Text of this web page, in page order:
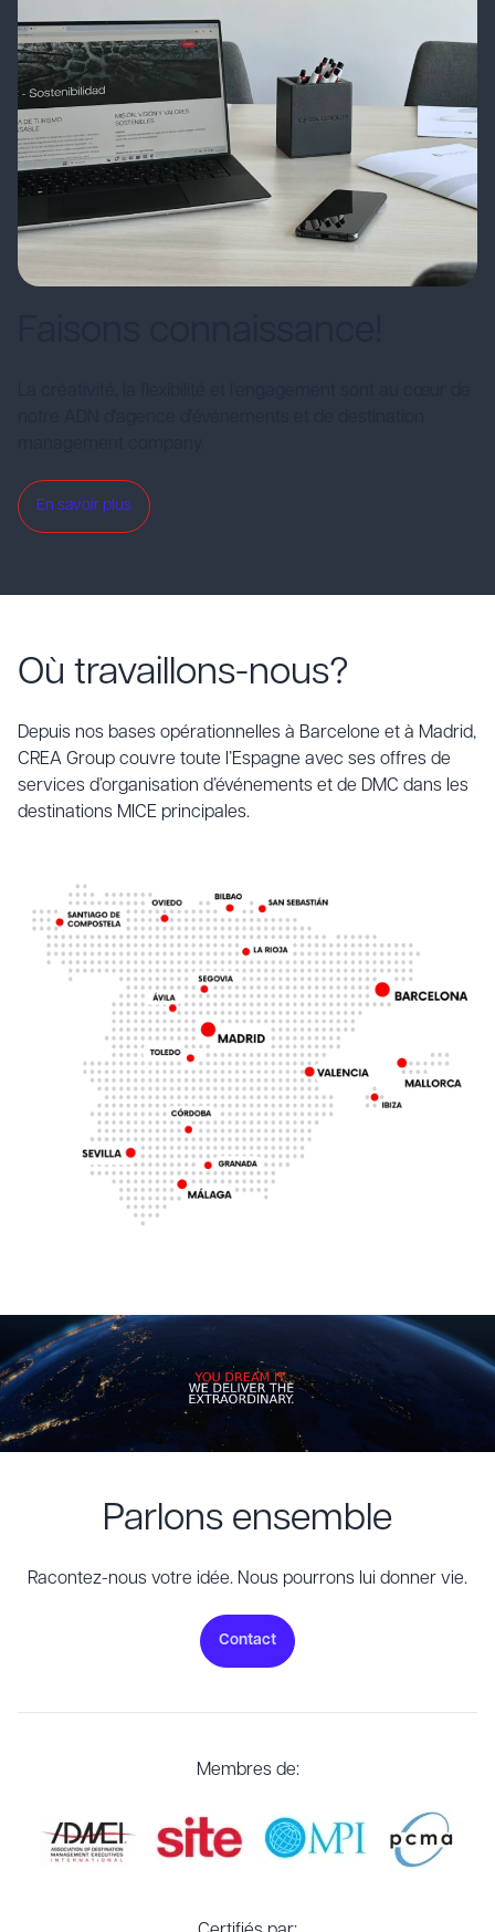
En savoir plus
Où travaillons-nous?
Depuis nos bases opérationnelles à Barcelone et à Madrid,
CREA Group couvre toute l’Espagne avec ses offres de
services d’organisation d’événements et de DMC dans les
destinations MICE principales.
Parlons ensemble
Racontez-nous votre idée. Nous pourrons lui donner vie.
Contact
Membres de: